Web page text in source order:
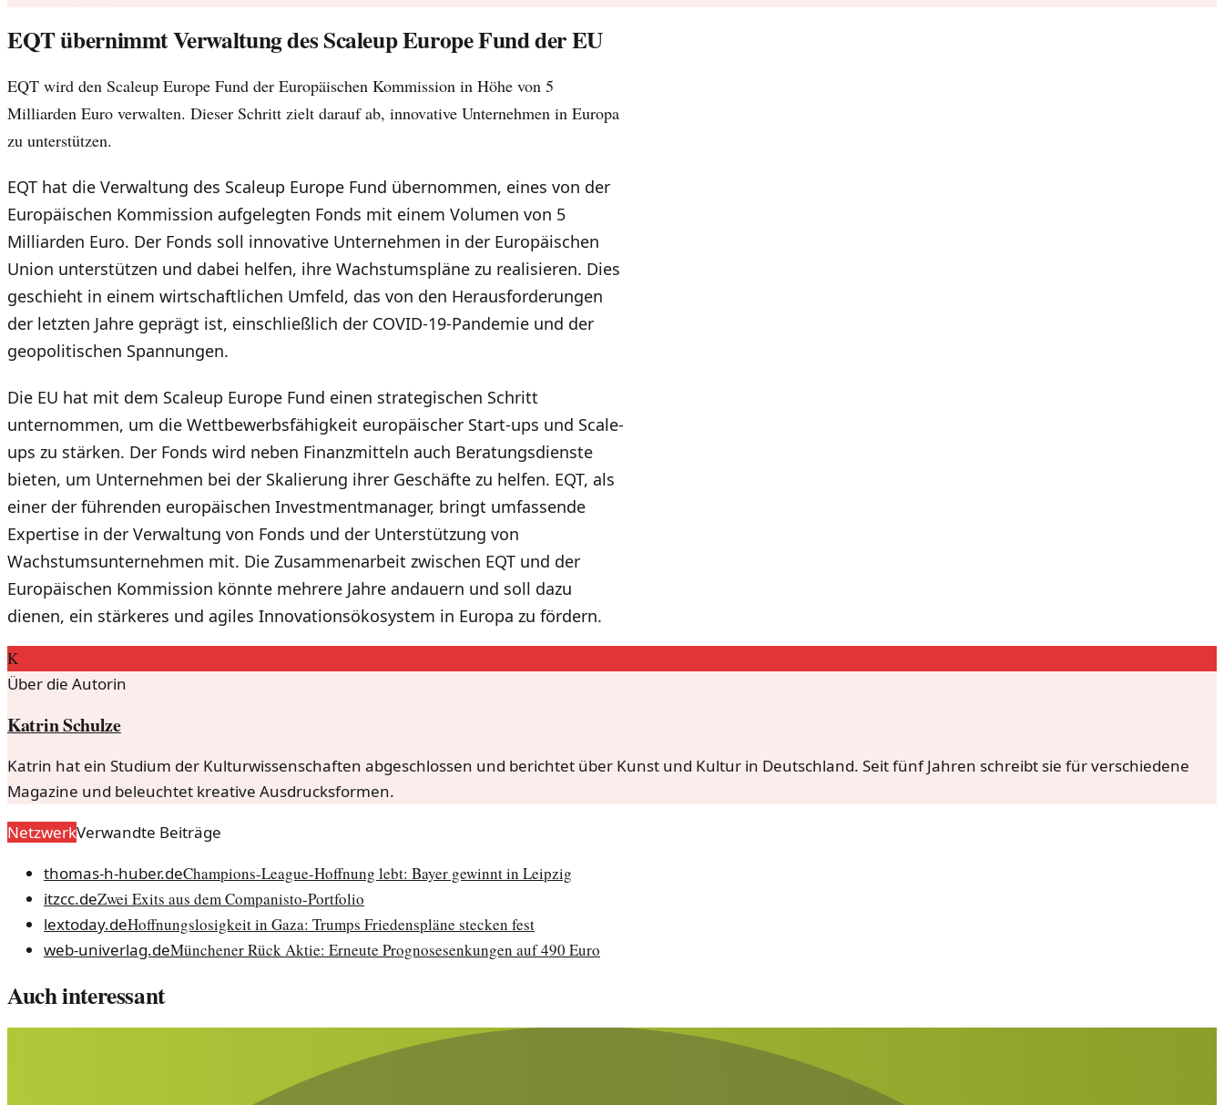
EQT übernimmt Verwaltung des Scaleup Europe Fund der EU
EQT wird den Scaleup Europe Fund der Europäischen Kommission in Höhe von 5
Milliarden Euro verwalten. Dieser Schritt zielt darauf ab, innovative Unternehmen in Europa
zu unterstützen.
EQT hat die Verwaltung des Scaleup Europe Fund übernommen, eines von der
Europäischen Kommission aufgelegten Fonds mit einem Volumen von 5
Milliarden Euro. Der Fonds soll innovative Unternehmen in der Europäischen
Union unterstützen und dabei helfen, ihre Wachstumspläne zu realisieren. Dies
geschieht in einem wirtschaftlichen Umfeld, das von den Herausforderungen
der letzten Jahre geprägt ist, einschließlich der COVID-19-Pandemie und der
geopolitischen Spannungen.
Die EU hat mit dem Scaleup Europe Fund einen strategischen Schritt
unternommen, um die Wettbewerbsfähigkeit europäischer Start-ups und Scale-
ups zu stärken. Der Fonds wird neben Finanzmitteln auch Beratungsdienste
bieten, um Unternehmen bei der Skalierung ihrer Geschäfte zu helfen. EQT, als
einer der führenden europäischen Investmentmanager, bringt umfassende
Expertise in der Verwaltung von Fonds und der Unterstützung von
Wachstumsunternehmen mit. Die Zusammenarbeit zwischen EQT und der
Europäischen Kommission könnte mehrere Jahre andauern und soll dazu
dienen, ein stärkeres und agiles Innovationsökosystem in Europa zu fördern.
K
Über die Autorin
Katrin Schulze
Katrin hat ein Studium der Kulturwissenschaften abgeschlossen und berichtet über Kunst und Kultur in Deutschland. Seit fünf Jahren schreibt sie für verschiedene
Magazine und beleuchtet kreative Ausdrucksformen.
NetzwerkVerwandte Beiträge
thomas-h-huber.deChampions-League-Hoffnung lebt: Bayer gewinnt in Leipzig
itzcc.deZwei Exits aus dem Companisto-Portfolio
lextoday.deHoffnungslosigkeit in Gaza: Trumps Friedenspläne stecken fest
web-univerlag.deMünchener Rück Aktie: Erneute Prognosesenkungen auf 490 Euro
Auch interessant